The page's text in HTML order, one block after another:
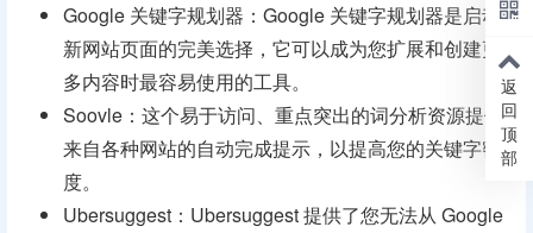
Google 关键字规划器：Google 关键字规划器是启动
新网站页面的完美选择，它可以成为您扩展和创建更
多内容时最容易使用的工具。
Soovle：这个易于访问、重点突出的词分析资源提供
来自各种网站的自动完成提示，以提高您的关键字密
度。
Ubersuggest：Ubersuggest 提供了您无法从 Google
返
回
顶
部